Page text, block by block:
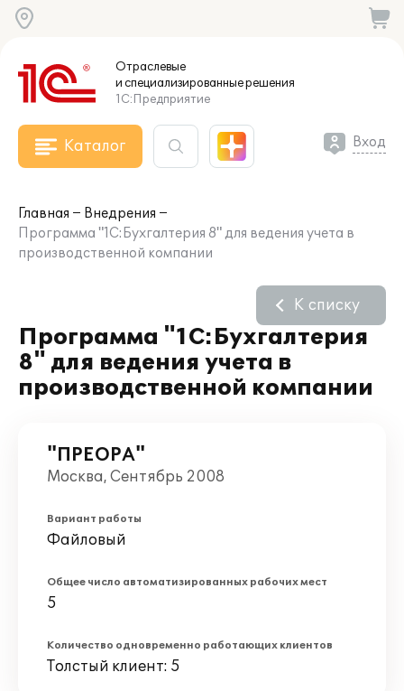
Отраслевые
и специализированныерешения
1С:Предприятие
Каталог Вход
Главная
Внедрения
Программа "1С:Бухгалтерия 8" для ведения учета в
производственной компании
Программа "1С:Бухгалтерия
8" для ведения учета в
производственной компании
К списку
"ПРЕОРА"
Москва, Сентябрь 2008
Вариант работы
Файловый
Общее число автоматизированных рабочих мест
5
Количество одновременно работающих клиентов
Толстый клиент: 5